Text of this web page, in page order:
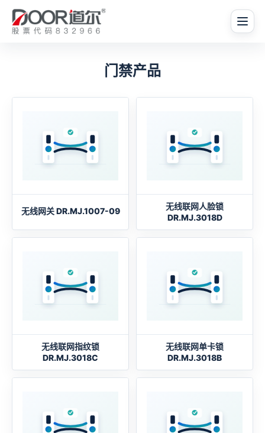
门禁产品
无线网关 DR.MJ.1007-09
无线联网人脸锁
DR.MJ.3018D
无线联网指纹锁
DR.MJ.3018C
无线联网单卡锁
DR.MJ.3018B